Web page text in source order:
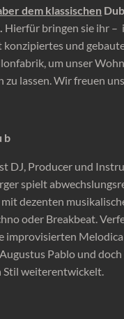
dem klassischen
Hierfür bringen sie ihr –
und
um unser
zu lassen. Wir freuen
b
DJ, Producer und
spielt
mit dezenten
oder Breakbeat.
improvisierten
Pablo und doch
Stil weiterentwickelt.